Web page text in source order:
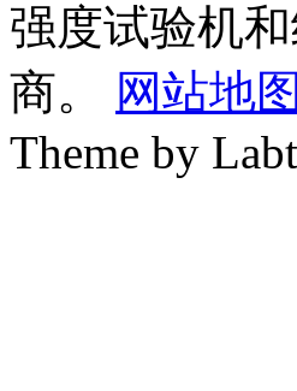
强度试验机
商。
网站地图
Theme by